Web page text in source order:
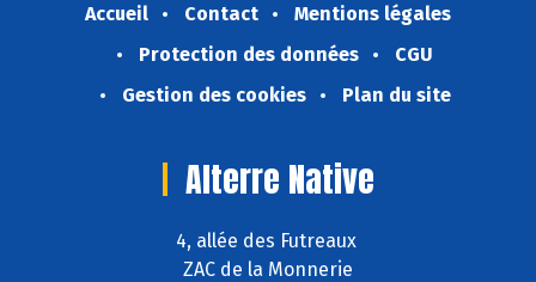
Accueil Contact
Mentions légales
Protection des données
CGU
Gestion des cookies
Plan du site
Alterre Native
4, allée des Futreaux
ZAC de la Monnerie